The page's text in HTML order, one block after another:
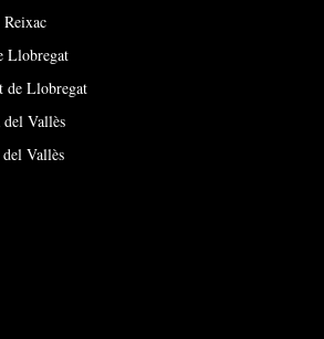
Llobregat
de Llobregat
del Vallès
Vallès